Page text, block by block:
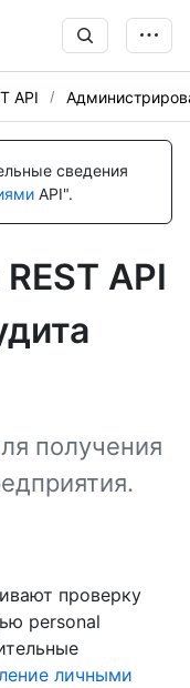
API
сведения
API".
API
получения
проверку
personal
личными